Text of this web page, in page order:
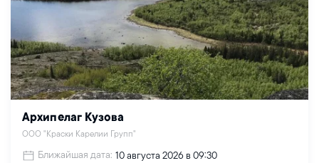
Архипелаг Кузова
ООО "Краски Карелии Групп"
Ближайшая дата: 10 августа 2026 в 09:30